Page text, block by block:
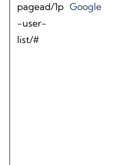
pagead/1p
-user-
list/#
Google